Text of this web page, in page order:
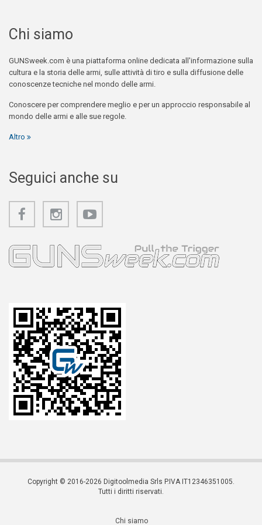
Chi siamo
GUNSweek.com è una piattaforma online dedicata all'informazione sulla
cultura e la storia delle armi, sulle attività di tiro e sulla diffusione delle
conoscenze tecniche nel mondo delle armi.
Conoscere per comprendere meglio e per un approccio responsabile al
mondo delle armi e alle sue regole.
Altro
Seguici anche su
Copyright © 2016-2026 Digitoolmedia Srls P.IVA IT12346351005.
Tutti i diritti riservati.
Chi siamo